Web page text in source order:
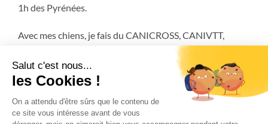
1h des Pyrénées.
Avec mes chiens, je fais du CANICROSS, CANIVTT,